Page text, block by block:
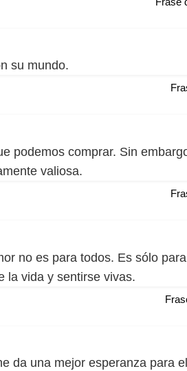
su mundo.
podemos comprar. Sin
valiosa.
no es para todos. Es sólo
la vida y sentirse vivas.
da una mejor esperanza para